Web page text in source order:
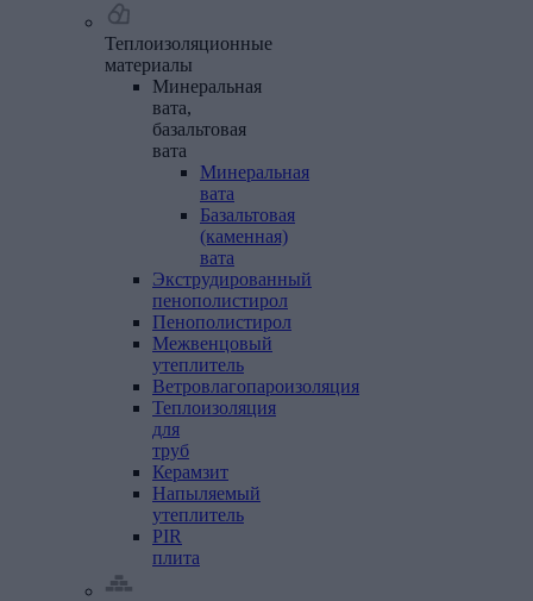
Теплоизоляционные
материалы
Минеральная
вата,
базальтовая
вата
Минеральная
вата
Базальтовая
(каменная)
вата
Экструдированный
пенополистирол
Пенополистирол
Межвенцовый
утеплитель
Ветровлагопароизоляция
Теплоизоляция
для
труб
Керамзит
Напыляемый
утеплитель
PIR
плита